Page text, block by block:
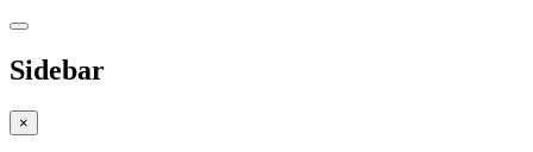
Sidebar
×